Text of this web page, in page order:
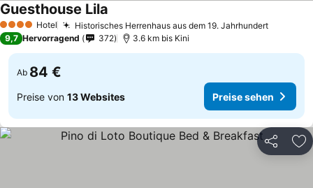
4 Sterne Hotel Historisches Herrenhaus aus dem 19. Jahrhundert
Guesthouse Lila
9,7 Hervorragend 372 3.6 km bis Kini
Ab 84 €
Preise von 13 Websites Preise sehen
Teilen